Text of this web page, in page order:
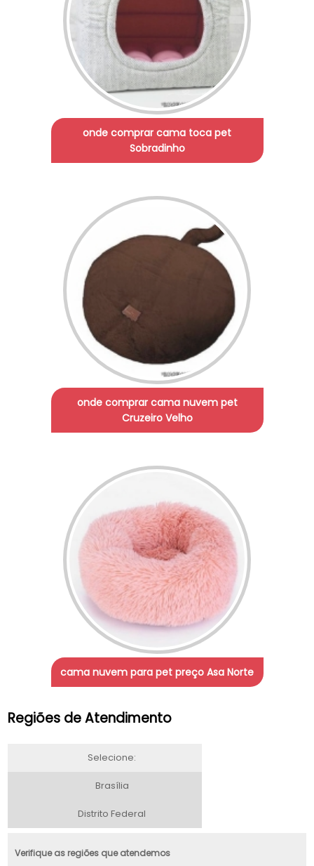
onde comprar cama toca pet
Sobradinho
onde comprar cama nuvem pet
Cruzeiro Velho
cama nuvem para pet preço Asa Norte
Regiões de Atendimento
Selecione:
Brasília
Distrito Federal
Verifique as regiões que atendemos